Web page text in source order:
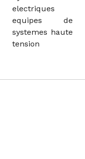
electriques
equipes de
systemes haute
tension